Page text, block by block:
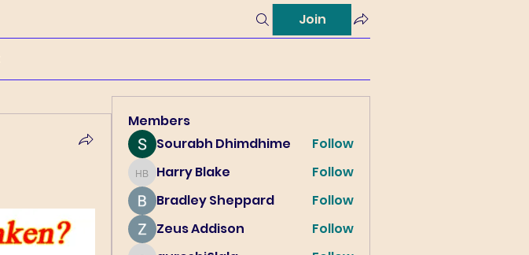
Join
Members
Sourabh Dhimdhime
Follow
Harry Blake
Harry Blake
Follow
Bradley Sheppard
Follow
Zeus Addison
Follow